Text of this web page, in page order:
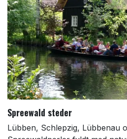
Spreewald steder
Lübben, Schlepzig, Lübbenau